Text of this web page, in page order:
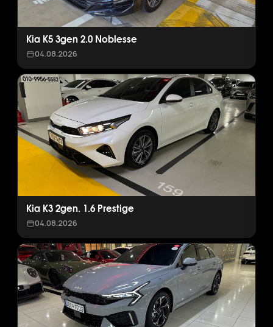
Kia K5 3gen 2.0 Noblesse
04.08.2026
Kia K3 2gen. 1.6 Prestige
04.08.2026